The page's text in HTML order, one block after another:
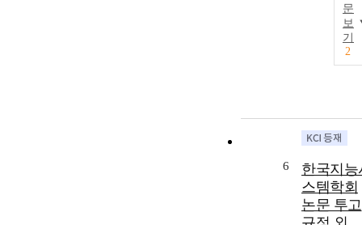
문
보
기
2
6
한국지능
스템학회
논문 투고